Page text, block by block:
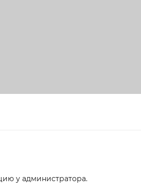
у администратора.